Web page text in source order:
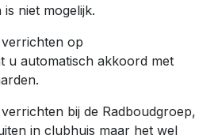
niet mogelijk.
op
u automatisch akkoord met
bij de Radboudgroep,
in clubhuis maar het wel